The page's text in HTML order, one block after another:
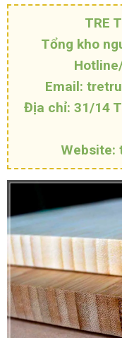
TRE
Tổng kho
Email:
Địa chỉ: 31/14
Website: